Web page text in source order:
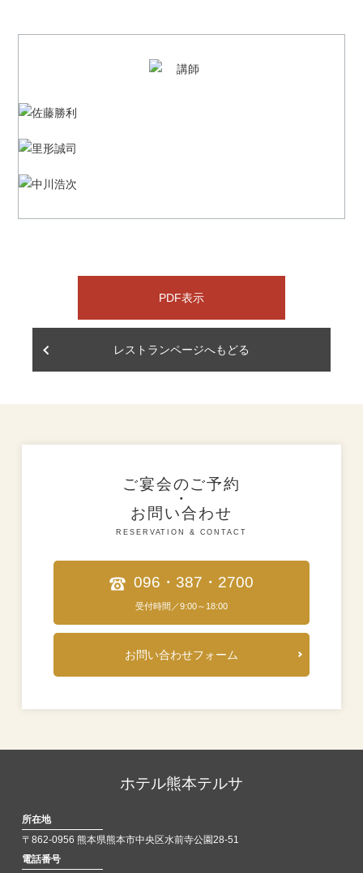
PDF表示
レストランページへもどる
ご宴会のご予約
・
お問い合わせ
RESERVATION & CONTACT
096・387・2700
受付時間／9:00～18:00
お問い合わせフォーム
ホテル熊本テルサ
所在地
〒862-0956 熊本県熊本市中央区水前寺公園28-51
電話番号